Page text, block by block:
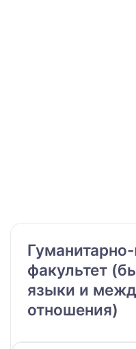
факультет
языки и
отношения)